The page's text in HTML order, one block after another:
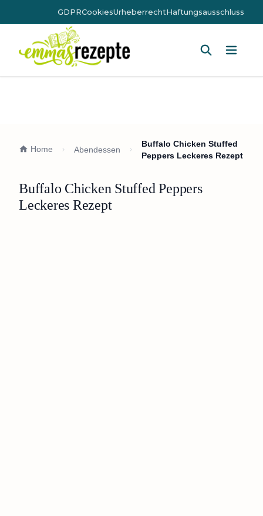
GDPRCookiesUrheberrechtHaftungsausschluss
Home Abendessen
Buffalo Chicken Stuffed
Peppers Leckeres Rezept
Buffalo Chicken Stuffed Peppers
Leckeres Rezept